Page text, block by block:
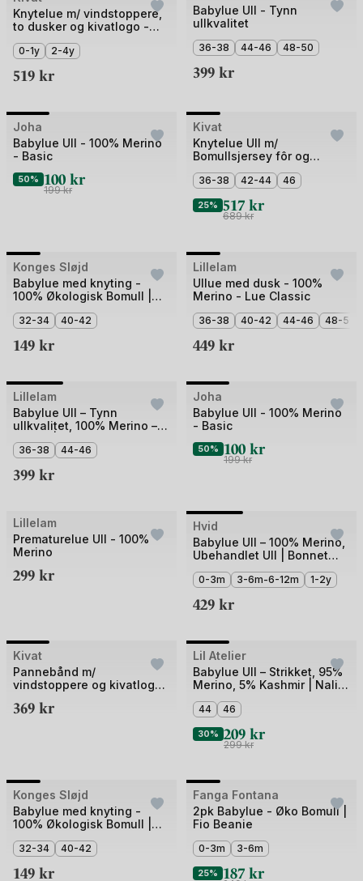
av
Knytelue m/ vindstoppere,
to dusker og kivatlogo -
Elastan
0-1y 2-4y
519 kr
Babylue Ull - Tynn
ullkvalitet
36-38 44-46 48-50
399 kr
Outlet
Bilde
av
4
Joha
Babylue Ull - 100% Merino
- Basic
50% 100 kr
199kr
Outlet
Bilde
av
Kivat
Knytelue Ull m/
Bomullsjersey fôr og
Ull
36-38 42-44 46
25% 517 kr
689kr
Bilde
av
Konges Sløjd
Babylue med knyting -
100% Økologisk Bomull |
32-34 40-42
149 kr
Bilde
av
Lillelam
Ullue med dusk - 100%
Merino - Lue Classic
36-38 40-42 44-46 48-50
449 kr
Bilde
av
Lillelam
Babylue Ull – Tynn
ullkvalitet, 100% Merino –
36-38 44-46
399 kr
Outlet
Bilde
av
4
Joha
Babylue Ull - 100% Merino
- Basic
50% 100 kr
199kr
Lillelam
Prematurelue Ull - 100%
Merino
299 kr
Bilde
av
Hvid
Babylue Ull – 100% Merino,
Ubehandlet Ull | Bonnet
0-3m 3-6m-6-12m 1-2y
429 kr
Bilde
av
4
Kivat
Pannebånd m/
vindstoppere og kivatlogo
Elastan
369 kr
Outlet
Bilde
av
4
Lil Atelier
Babylue Ull – Strikket, 95%
Merino, 5% Kashmir | Nalio
44 46
30% 209 kr
299kr
Bilde
av
Konges Sløjd
Babylue med knyting -
100% Økologisk Bomull |
32-34 40-42
149 kr
Bilde
av
Fanga Fontana
2pk Babylue - Øko Bomull |
Fio Beanie
0-3m 3-6m
25% 187 kr